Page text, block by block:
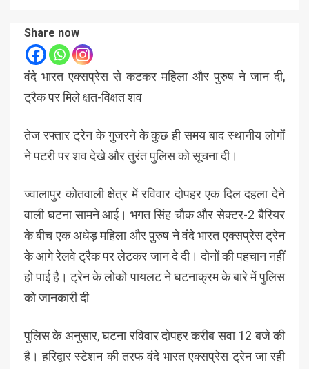
Share now
वंदे भारत एक्सप्रेस से कटकर महिला और पुरुष ने जान दी,
ट्रैक पर मिले क्षत-विक्षत शव
तेज रफ्तार ट्रेन के गुजरने के कुछ ही समय बाद स्थानीय लोगों
ने पटरी पर शव देखे और तुरंत पुलिस को सूचना दी।
ज्वालापुर कोतवाली क्षेत्र में रविवार दोपहर एक दिल दहला देने
वाली घटना सामने आई। भगत सिंह चौक और सेक्टर-2 बैरियर
के बीच एक अधेड़ महिला और पुरुष ने वंदे भारत एक्सप्रेस ट्रेन
के आगे रेलवे ट्रैक पर लेटकर जान दे दी। दोनों की पहचान नहीं
हो पाई है। ट्रेन के लोको पायलट ने घटनाक्रम के बारे में पुलिस
को जानकारी दी
पुलिस के अनुसार, घटना रविवार दोपहर करीब सवा 12 बजे की
है। हरिद्वार स्टेशन की तरफ वंदे भारत एक्सप्रेस ट्रेन जा रही